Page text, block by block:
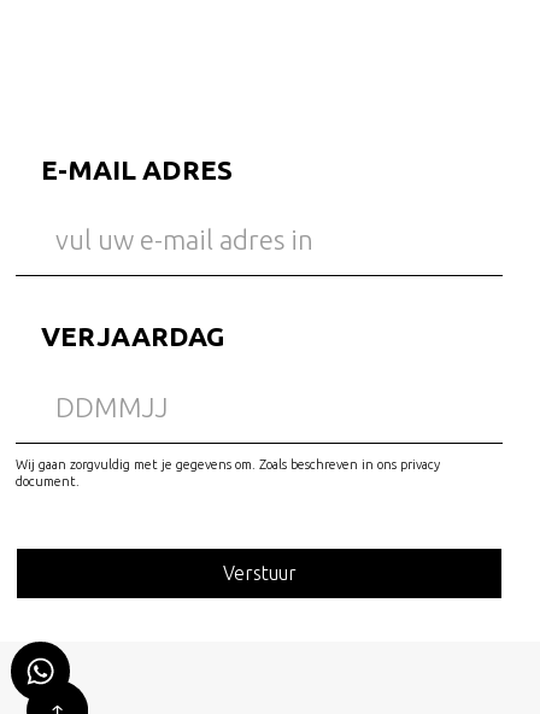
E-MAIL ADRES
VERJAARDAG
Wij gaan zorgvuldig met je gegevens om. Zoals beschreven in ons privacy
document.